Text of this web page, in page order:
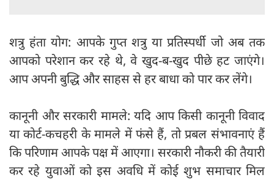
शत्रु हंता योग: आपके गुप्त शत्रु या प्रतिस्पर्धी जो अब तक
आपको परेशान कर रहे थे, वे खुद-ब-खुद पीछे हट जाएंगे।
आप अपनी बुद्धि और साहस से हर बाधा को पार कर लेंगे।
कानूनी और सरकारी मामले: यदि आप किसी कानूनी विवाद
या कोर्ट-कचहरी के मामले में फंसे हैं, तो प्रबल संभावनाएं हैं
कि परिणाम आपके पक्ष में आएगा। सरकारी नौकरी की तैयारी
कर रहे युवाओं को इस अवधि में कोई शुभ समाचार मिल